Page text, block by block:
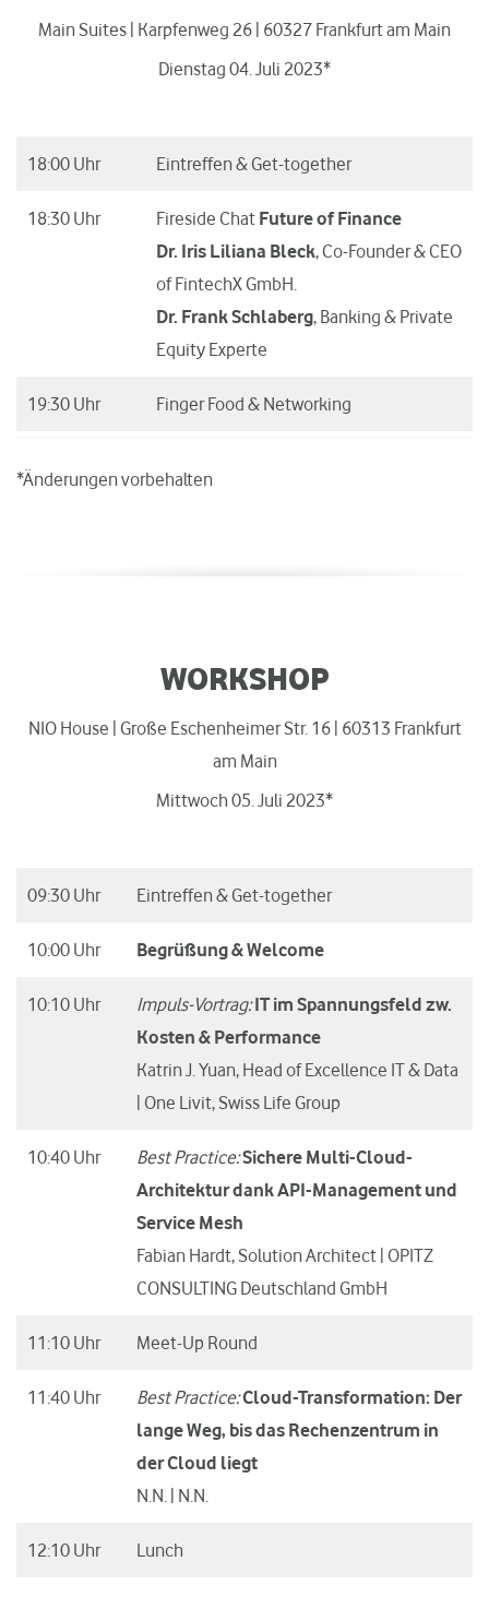
Main Suites | Karpfenweg 26 | 60327 Frankfurt am Main
Dienstag 04. Juli 2023*
18:00 Uhr Eintreffen & Get-together
18:30 Uhr Fireside Chat Future of Finance
Dr. Iris Liliana Bleck, Co-Founder & CEO
of FintechX GmbH.
Dr. Frank Schlaberg, Banking & Private
Equity Experte
19:30 Uhr Finger Food & Networking
*Änderungen vorbehalten
WORKSHOP
NIO House | Große Eschenheimer Str. 16 | 60313 Frankfurt
am Main
Mittwoch 05. Juli 2023*
09:30 Uhr Eintreffen & Get-together
10:00 Uhr Begrüßung & Welcome
10:10 Uhr Impuls-Vortrag: IT im Spannungsfeld zw.
Kosten & Performance
Katrin J. Yuan, Head of Excellence IT & Data
| One Livit, Swiss Life Group
10:40 Uhr Best Practice:Sichere Multi-Cloud-
Architektur dank API-Management und
Service Mesh
Fabian Hardt, Solution Architect | OPITZ
CONSULTING Deutschland GmbH
11:10 Uhr Meet-Up Round
11:40 Uhr Best Practice:Cloud-Transformation: Der
lange Weg, bis das Rechenzentrum in
der Cloud liegt
N.N. | N.N.
12:10 Uhr Lunch